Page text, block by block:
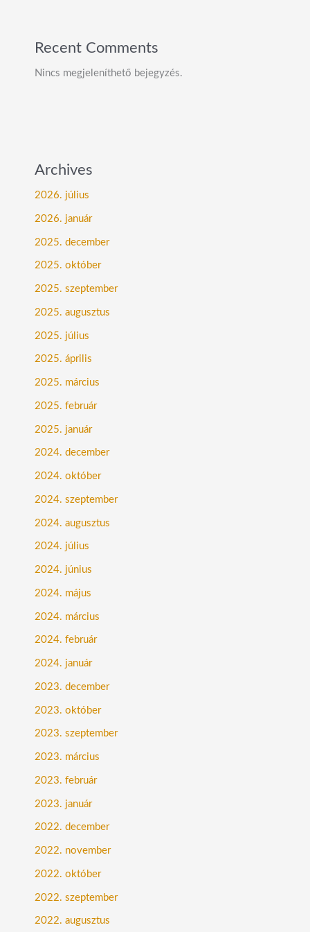
Recent Comments
Nincs megjeleníthető bejegyzés.
Archives
2026. július
2026. január
2025. december
2025. október
2025. szeptember
2025. augusztus
2025. július
2025. április
2025. március
2025. február
2025. január
2024. december
2024. október
2024. szeptember
2024. augusztus
2024. július
2024. június
2024. május
2024. március
2024. február
2024. január
2023. december
2023. október
2023. szeptember
2023. március
2023. február
2023. január
2022. december
2022. november
2022. október
2022. szeptember
2022. augusztus